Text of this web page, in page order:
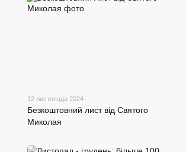
12 листопада 2024
Безкоштовний лист від Святого
Миколая